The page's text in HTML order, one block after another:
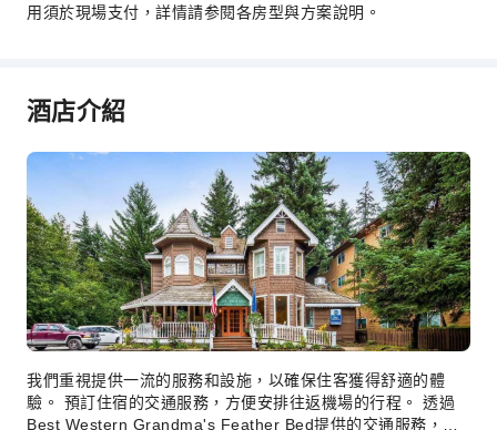
用須於現場支付，詳情請参閱各房型與方案說明。
酒店介紹
我們重視提供一流的服務和設施，以確保住客獲得舒適的體
驗。 預訂住宿的交通服務，方便安排往返機場的行程。 透過
Best Western Grandma's Feather Bed提供的交通服務，簡